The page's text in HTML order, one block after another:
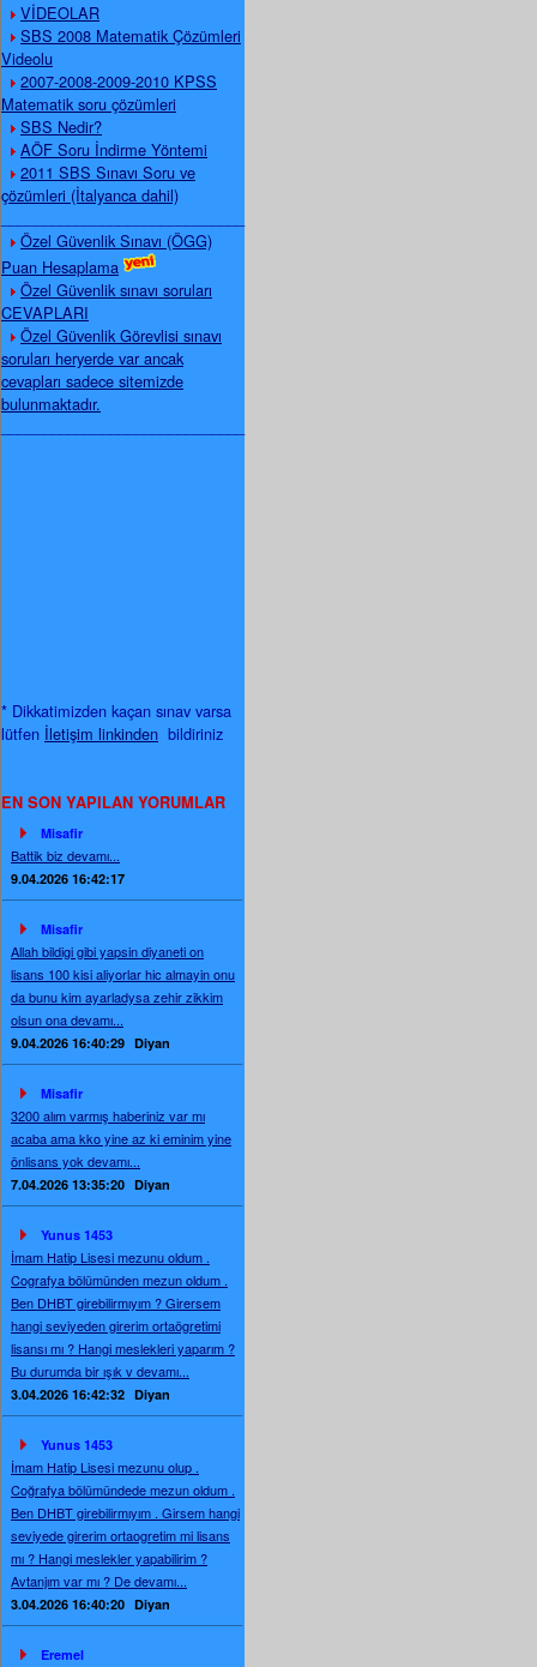
VİDEOLAR
SBS 2008 Matematik Çözümleri
Videolu
2007-2008-2009-2010 KPSS
Matematik soru çözümleri
SBS Nedir?
AÖF Soru İndirme Yöntemi
2011 SBS Sınavı Soru ve
çözümleri (İtalyanca dahil)
Özel Güvenlik Sınavı (ÖGG)
Puan Hesaplama
Özel Güvenlik sınavı soruları
CEVAPLARI
Özel Güvenlik Görevlisi sınavı
soruları heryerde var ancak
cevapları sadece sitemizde
bulunmaktadır.
* Dikkatimizden kaçan sınav varsa
lütfen İletişim linkinden bildiriniz
EN SON YAPILAN YORUMLAR
Misafir
Battik biz devamı...
9.04.2026 16:42:17
Misafir
Allah bildigi gibi yapsin diyaneti on
lisans 100 kisi aliyorlar hic almayin onu
da bunu kim ayarladysa zehir zikkim
olsun ona devamı...
9.04.2026 16:40:29 Diyan
Misafir
3200 alım varmış haberiniz var mı
acaba ama kko yine az ki eminim yine
önlisans yok devamı...
7.04.2026 13:35:20 Diyan
Yunus 1453
İmam Hatip Lisesi mezunu oldum .
Cografya bölümünden mezun oldum .
Ben DHBT girebilirmıyım ? Girersem
hangi seviyeden girerim ortaögretimi
lisansı mı ? Hangi meslekleri yaparım ?
Bu durumda bir ışık v devamı...
3.04.2026 16:42:32 Diyan
Yunus 1453
İmam Hatip Lisesi mezunu olup .
Coğrafya bölümündede mezun oldum .
Ben DHBT girebilirmıyım . Girsem hangi
seviyede girerim ortaogretim mi lisans
mı ? Hangi meslekler yapabilirim ?
Avtanjım var mı ? De devamı...
3.04.2026 16:40:20 Diyan
Eremel